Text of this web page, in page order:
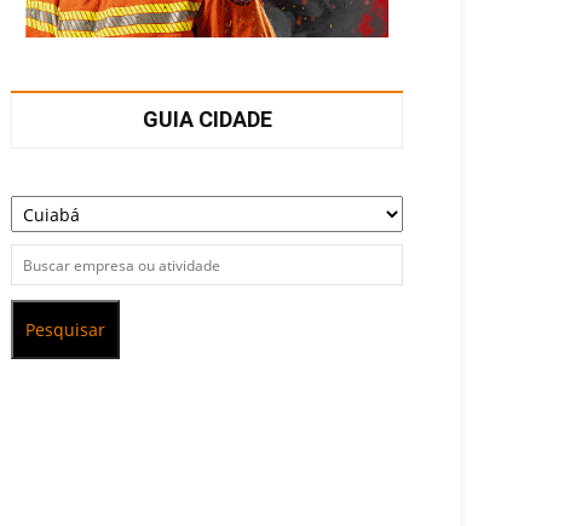
GUIA CIDADE
Pesquisar